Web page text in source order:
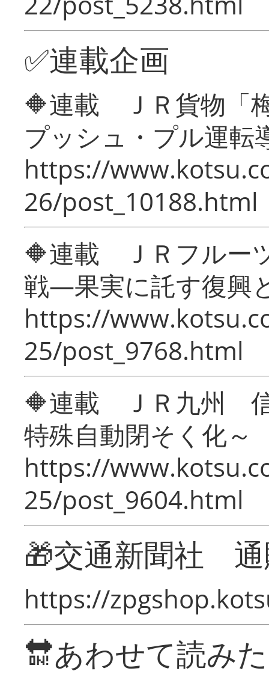
✅連載企画
🔶連載 ＪＲ貨物「
プッシュ・プル運転
https://
26/post_10188.html
🔶連載 ＪＲフルー
戦―果実に託す復興
https://
25/post_9768.html
🔶連載 ＪＲ九州 信
特殊自動閉そく化～
https://
25/post_9604.html
🎁交通新聞社
https://
🔛あわせて読み